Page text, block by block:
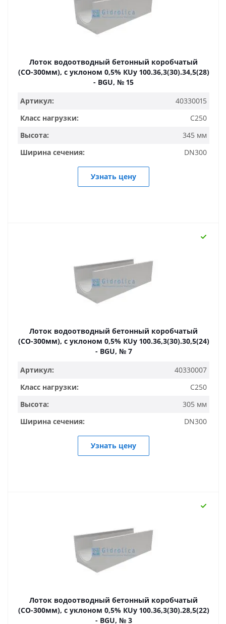
Лоток водоотводный бетонный коробчатый
(СО-300мм), с уклоном 0,5% КUу 100.36,3(30).34,5(28)
- BGU, № 15
Артикул:
40330015
Класс нагрузки:
C250
Высота:
345 мм
Ширина сечения:
DN300
Узнать цену
Лоток водоотводный бетонный коробчатый
(СО-300мм), с уклоном 0,5% КUу 100.36,3(30).30,5(24)
- BGU, № 7
Артикул:
40330007
Класс нагрузки:
C250
Высота:
305 мм
Ширина сечения:
DN300
Узнать цену
Лоток водоотводный бетонный коробчатый
(СО-300мм), с уклоном 0,5% КUу 100.36,3(30).28,5(22)
- BGU, № 3